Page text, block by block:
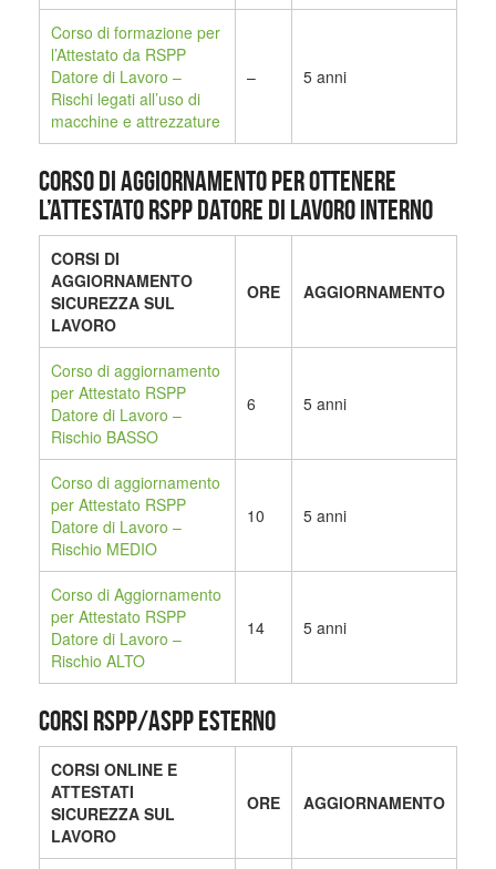
Corso di formazione per
l’Attestato da RSPP
Datore di Lavoro –
Rischi legati all’uso di
macchine e attrezzature
– 5 anni
CORSO DI AGGIORNAMENTO PER OTTENERE
L’ATTESTATO RSPP DATORE DI LAVORO INTERNO
CORSI DI
AGGIORNAMENTO
SICUREZZA SUL
LAVORO
ORE AGGIORNAMENTO
Corso di aggiornamento
per Attestato RSPP
Datore di Lavoro –
Rischio BASSO
6 5 anni
Corso di aggiornamento
per Attestato RSPP
Datore di Lavoro –
Rischio MEDIO
10 5 anni
Corso di Aggiornamento
per Attestato RSPP
Datore di Lavoro –
Rischio ALTO
14 5 anni
CORSI RSPP/ASPP ESTERNO
CORSI ONLINE E
ATTESTATI
SICUREZZA SUL
LAVORO
ORE AGGIORNAMENTO